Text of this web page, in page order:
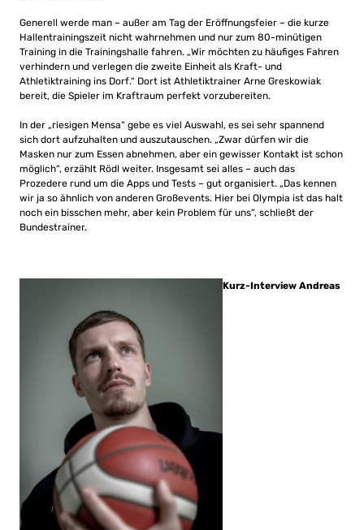
Generell werde man – außer am Tag der Eröffnungsfeier – die kurze
Hallentrainingszeit nicht wahrnehmen und nur zum 80-minütigen
Training in die Trainingshalle fahren. „Wir möchten zu häufiges Fahren
verhindern und verlegen die zweite Einheit als Kraft- und
Athletiktraining ins Dorf.“ Dort ist Athletiktrainer Arne Greskowiak
bereit, die Spieler im Kraftraum perfekt vorzubereiten.
In der „riesigen Mensa“ gebe es viel Auswahl, es sei sehr spannend
sich dort aufzuhalten und auszutauschen. „Zwar dürfen wir die
Masken nur zum Essen abnehmen, aber ein gewisser Kontakt ist schon
möglich“, erzählt Rödl weiter. Insgesamt sei alles – auch das
Prozedere rund um die Apps und Tests – gut organisiert. „Das kennen
wir ja so ähnlich von anderen Großevents. Hier bei Olympia ist das halt
noch ein bisschen mehr, aber kein Problem für uns“, schließt der
Bundestrainer.
Kurz-Interview Andreas